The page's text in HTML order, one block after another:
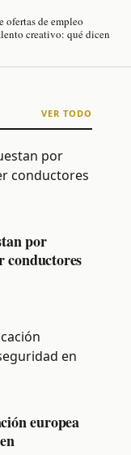
ofertas de empleo
creativo: qué dicen
VER TODO
por
conductores
europea